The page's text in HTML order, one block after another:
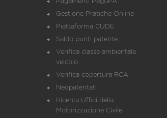
Gestione Pratiche Online
Piattaforma CUDE
Saldo punti patente
Verifica classe ambientale
veicolo
Verifica copertura RCA
Neopatentati
Ricerca Uffici della
Motorizzazione Civile